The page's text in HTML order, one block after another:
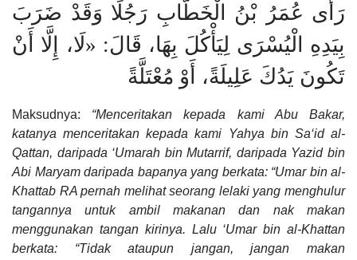
رَأَى عُمَرُ بْنُ الْخَطَّابِ رَجُلًا وَقَدْ ضَرَبَ
بِيَدِهِ الْيُسْرَى لِيَأْكُلَ بِهَا، قَالَ: «لَا، إِلَّا أَنْ
تَكُونَ يَدُكَ عَلِيلَةً، أَوْ مُعْتَلَّةً
Maksudnya: “Menceritakan kepada kami Abu Bakar,
katanya menceritakan kepada kami Yahya bin Sa‘id al-
Qattan, daripada ‘Umarah bin Mutarrif, daripada Yazid bin
Abi Maryam daripada bapanya yang berkata: “Umar bin al-
Khattab RA pernah melihat seorang lelaki yang menghulur
tangannya untuk ambil makanan dan nak makan
menggunakan tangan kirinya. Lalu ‘Umar bin al-Khattan
berkata: “Tidak ataupun jangan, jangan makan